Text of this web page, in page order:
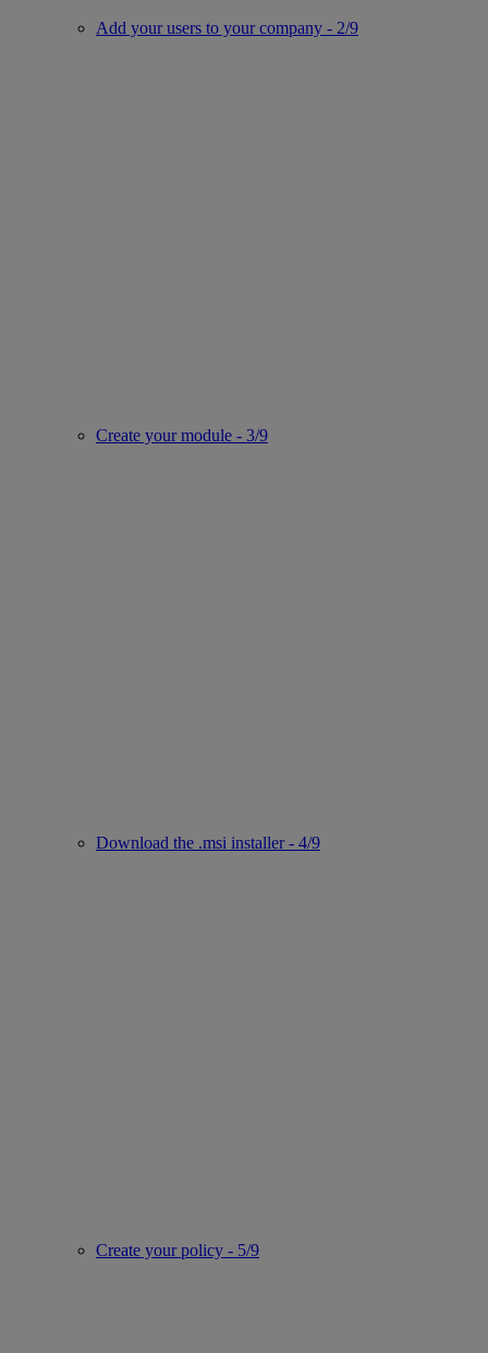
Add your users to your company - 2/9
Create your module - 3/9
Download the .msi installer - 4/9
Create your policy - 5/9